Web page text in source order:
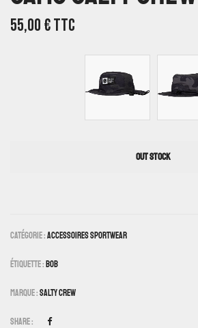
55,00€TTC
OUT STOCK
Catégorie :Accessoires Sportwear
Étiquette : Bob
Marque :Salty Crew
Share :